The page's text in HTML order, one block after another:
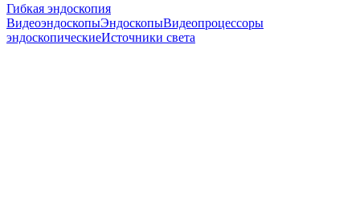
Гибкая эндоскопия
ВидеоэндоскопыЭндоскопыВидеопроцессоры
эндоскопическиеИсточники света